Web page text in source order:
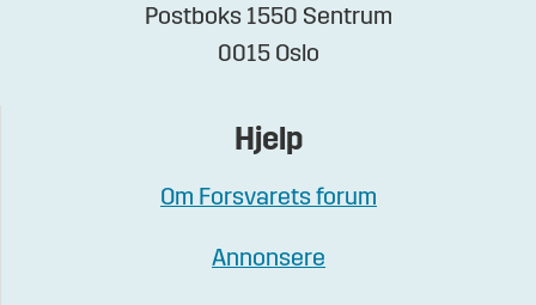
Postboks 1550 Sentrum
0015 Oslo
Hjelp
Om Forsvarets forum
Annonsere